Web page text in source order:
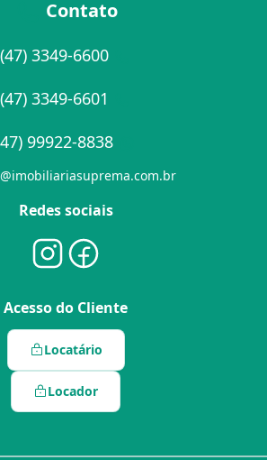
Contato
(47) 3349-6600
(47) 3349-6601
99922-8838
Redes sociais
Acesso do Cliente
Locatário
Locador